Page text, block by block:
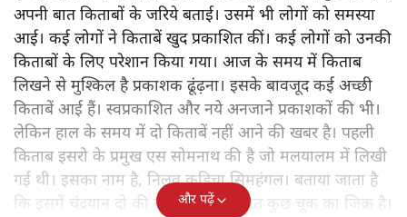
अपनी बात किताबों के जरिये बताई। उसमें भी लोगों को समस्या
आई। कई लोगों ने किताबें खुद प्रकाशित कीं। कई लोगों को उनकी
किताबों के लिए परेशान किया गया। आज के समय में किताब
लिखने से मुश्किल है प्रकाशक ढूंढ़ना। इसके बावजूद कई अच्छी
किताबें आई हैं। स्वप्रकाशित और नये अनजाने प्रकाशकों की भी।
लेकिन हाल के समय में दो किताबें नहीं आने की खबर है। पहली
किताब इसरो के प्रमुख एस सोमनाथ की है जो मलयालम में लिखी
गई थी। इसका नाम है, निलवु कुडिचा सिमहंगल। बताया जाता है
कि इसमें चंद्रयान दो की नाकामी से संबंधित कुछ चूक का जिक्र है।
और पढ़ें